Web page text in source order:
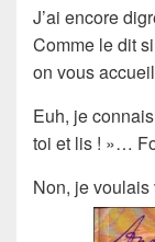
J’ai encore
Comme le dit
on vous
Euh, je
toi et lis ! »…
Non, je